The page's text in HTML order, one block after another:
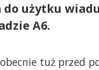
użytku
A6.
tuż przed